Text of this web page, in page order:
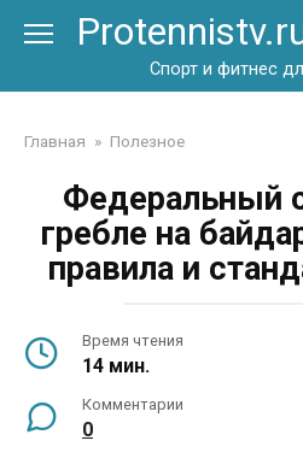
Спорт и фитнес
Главная » Полезное
Федеральный
гребле на
правила и
Время чтения
14 мин.
Комментарии
0